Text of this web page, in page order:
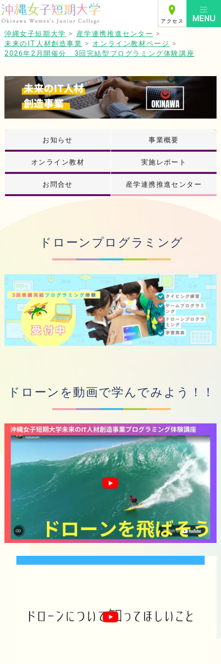
アクセス
沖縄女子短期大学 > 産学連携推進センター >
未来のIT人材創造事業 > オンライン教材ページ >
2026年2月開催分 3回完結型プログラミング体験講座
お知らせ 事業概要
オンライン教材 実施レポート
お問合せ 産学連携推進センター
ドローンプログラミング
ドローンを動画で学んでみよう！！